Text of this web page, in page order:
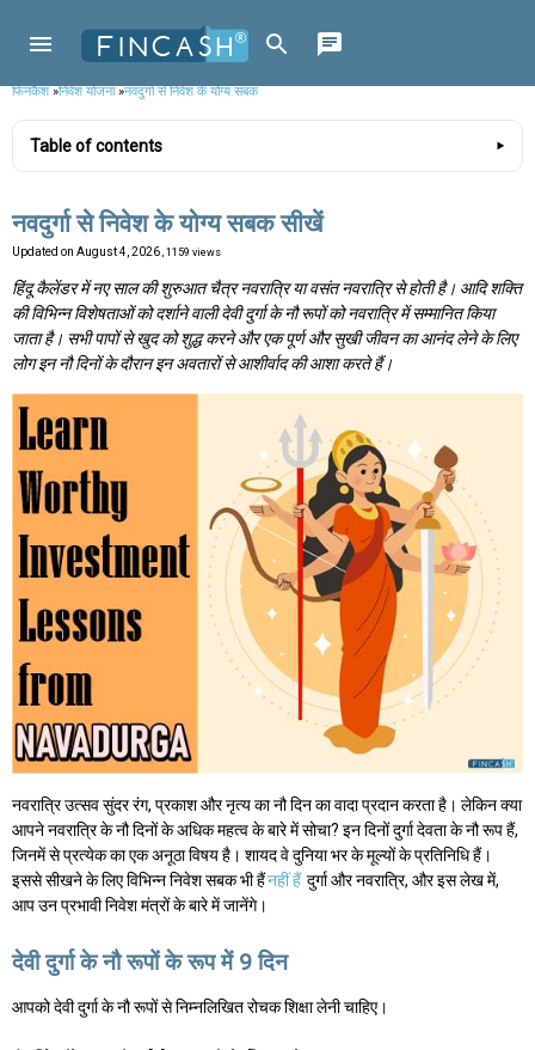
फिनकैश»निवेश योजना»नवदुर्गा से निवेश के योग्य सबक
Table of contents
नवदुर्गा से निवेश के योग्य सबक सीखें
Updated on August 4, 2026 , 1159 views
हिंदू कैलेंडर में नए साल की शुरुआत चैत्र नवरात्रि या वसंत नवरात्रि से होती है। आदि शक्ति
की विभिन्न विशेषताओं को दर्शाने वाली देवी दुर्गा के नौ रूपों को नवरात्रि में सम्मानित किया
जाता है। सभी पापों से खुद को शुद्ध करने और एक पूर्ण और सुखी जीवन का आनंद लेने के लिए
लोग इन नौ दिनों के दौरान इन अवतारों से आशीर्वाद की आशा करते हैं।
नवरात्रि उत्सव सुंदर रंग, प्रकाश और नृत्य का नौ दिन का वादा प्रदान करता है। लेकिन क्या
आपने नवरात्रि के नौ दिनों के अधिक महत्व के बारे में सोचा? इन दिनों दुर्गा देवता के नौ रूप हैं,
जिनमें से प्रत्येक का एक अनूठा विषय है। शायद वे दुनिया भर के मूल्यों के प्रतिनिधि हैं।
इससे सीखने के लिए विभिन्न निवेश सबक भी हैंनहीं हैं दुर्गा और नवरात्रि, और इस लेख में,
आप उन प्रभावी निवेश मंत्रों के बारे में जानेंगे।
देवी दुर्गा के नौ रूपों के रूप में 9 दिन
आपको देवी दुर्गा के नौ रूपों से निम्नलिखित रोचक शिक्षा लेनी चाहिए।